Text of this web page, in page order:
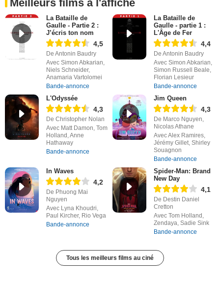
Meilleurs films à l'affiche
La Bataille de
Gaulle - Partie 2 :
J’écris ton nom
4,5
De Antonin Baudry
Avec Simon Abkarian,
Niels Schneider,
Anamaria Vartolomei
Bande-annonce
La Bataille de
Gaulle - partie 1 :
L'Âge de Fer
4,4
De Antonin Baudry
Avec Simon Abkarian,
Simon Russell Beale,
Florian Lesieur
Bande-annonce
L'Odyssée
4,3
De Christopher Nolan
Avec Matt Damon, Tom
Holland, Anne
Hathaway
Bande-annonce
Jim Queen
4,3
De Marco Nguyen,
Nicolas Athane
Avec Alex Ramires,
Jérémy Gillet, Shirley
Souagnon
Bande-annonce
In Waves
4,2
De Phuong Mai
Nguyen
Avec Lyna Khoudri,
Paul Kircher, Rio Vega
Bande-annonce
Spider-Man: Brand
New Day
4,1
De Destin Daniel
Cretton
Avec Tom Holland,
Zendaya, Sadie Sink
Bande-annonce
Tous les meilleurs films au ciné